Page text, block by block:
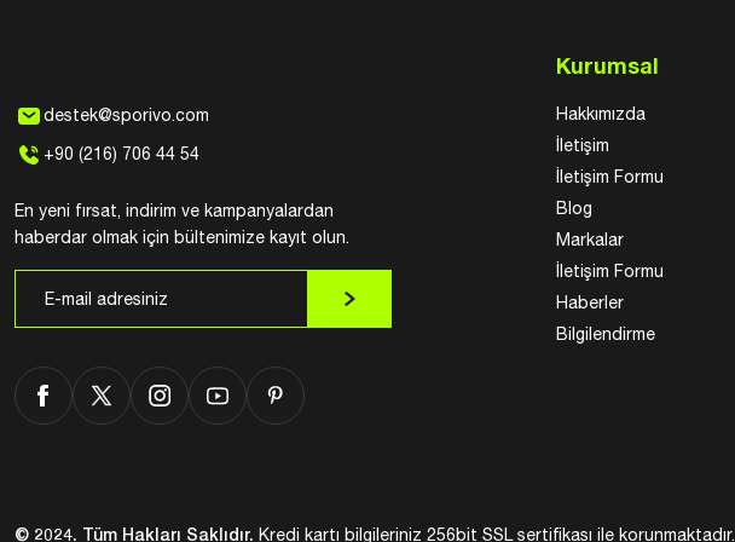
destek@sporivo.com
+90 (216) 706 44 54
En yeni fırsat, indirim ve kampanyalardan
haberdar olmak için bültenimize kayıt olun.
Kurumsal
Hakkımızda
İletişim
İletişim Formu
Blog
Markalar
İletişim Formu
Haberler
Bilgilendirme
© 2024. Tüm Hakları Saklıdır. Kredi kartı bilgileriniz 256bit SSL sertifikası ile korunmaktadır.